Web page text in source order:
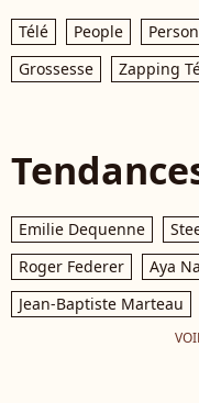
Télé People
Grossesse
Zapping
Emilie Dequenne
Roger Federer
Aya
Jean-Baptiste Marteau